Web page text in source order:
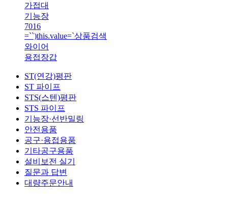
가접대
기능장
7016
=``)this.value=`상품검색
와이어
용접장갑
ST(연강)평판
ST 파이프
STS(스텐)평판
STS 파이프
기능장·선반밀링
안전용품
공구·용접용품
기타공구용품
설비보전 실기
질문과 답변
대량주문안내